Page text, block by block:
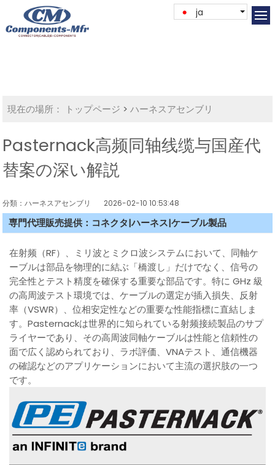
ja
現在の場所： トップページ >ハーネスアセンブリ
Pasternack高频同轴线缆与国産代
替案の深い解説
分類：ハーネスアセンブリ 2026-02-10 10:53:48
専門代理販売提供：コネクタ|ハーネス|ケーブル製品
在射频（RF）、ミリ波とミクロ波システムにおいて、同軸ケ
ーブルは部品を物理的に結ぶ「橋渡し」だけでなく、信号の
完全性とテスト精度を確保する重要な部品です。特に GHz 級
の高周波テスト環境では、ケーブルの選定が插入損失、反射
率（VSWR）、位相安定性などの重要な性能指標に直結しま
す。Pasternackは世界的に知られている射频接続製品のサプ
ライヤーであり、その高周波同軸ケーブルは性能と信頼性の
面で広く認められており、ラボ評価、VNAテスト、通信機器
の確認などのアプリケーションにおいて主流の選択肢の一つ
です。